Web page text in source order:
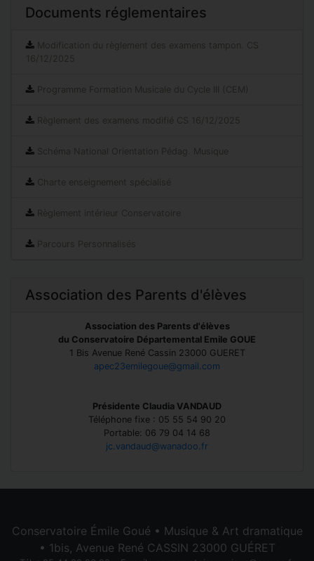
Documents réglementaires
Modification du règlement des examens tampon. CS
16/12/2025
Programme Formation Musicale du Cycle III (CEM)
Règlement des examens modifié CS 16/12/2025
Schéma National Orientation Pédag. Musique
Charte enseignement spécialisé
Règlement intérieur Conservatoire
Parcours Personnalisés
Association des Parents d'élèves
Association des Parents d'élèves
du Conservatoire Départemental Emile GOUE
1 Bis Avenue René Cassin 23000 GUERET
apec23emilegoue@gmail.com
Présidente Claudia VANDAUD
Téléphone fixe : 05 55 54 90 20
Portable: 06 79 04 14 68
jc.vandaud@wanadoo.fr
Conservatoire Émile Goué • Musique & Art dramatique
• 1bis, Avenue René CASSIN 23000 GUÉRET